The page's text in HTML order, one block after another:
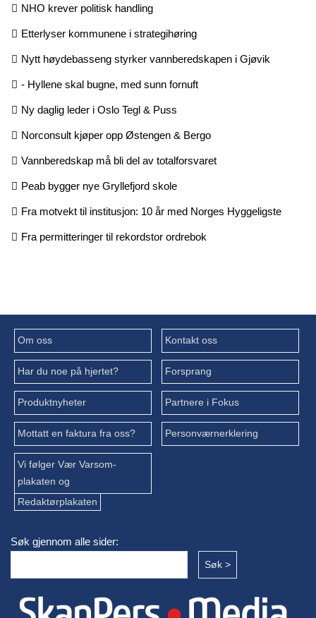
NHO krever politisk handling
Etterlyser kommunene i strategihøring
Nytt høydebasseng styrker vannberedskapen i Gjøvik
- Hyllene skal bugne, med sunn fornuft
Ny daglig leder i Oslo Tegl & Puss
Norconsult kjøper opp Østengen & Bergo
Vannberedskap må bli del av totalforsvaret
Peab bygger nye Gryllefjord skole
Fra motvekt til institusjon: 10 år med Norges Hyggeligste
Fra permitteringer til rekordstor ordrebok
Om oss Kontakt oss
Har du noe på hjertet? Forsprang
Produktnyheter Partnere i Fokus
Mottatt en faktura fra oss? Personværnerklering
Vi følger Vær Varsom-
plakaten og
Redaktørplakaten
Søk gjennom alle sider: